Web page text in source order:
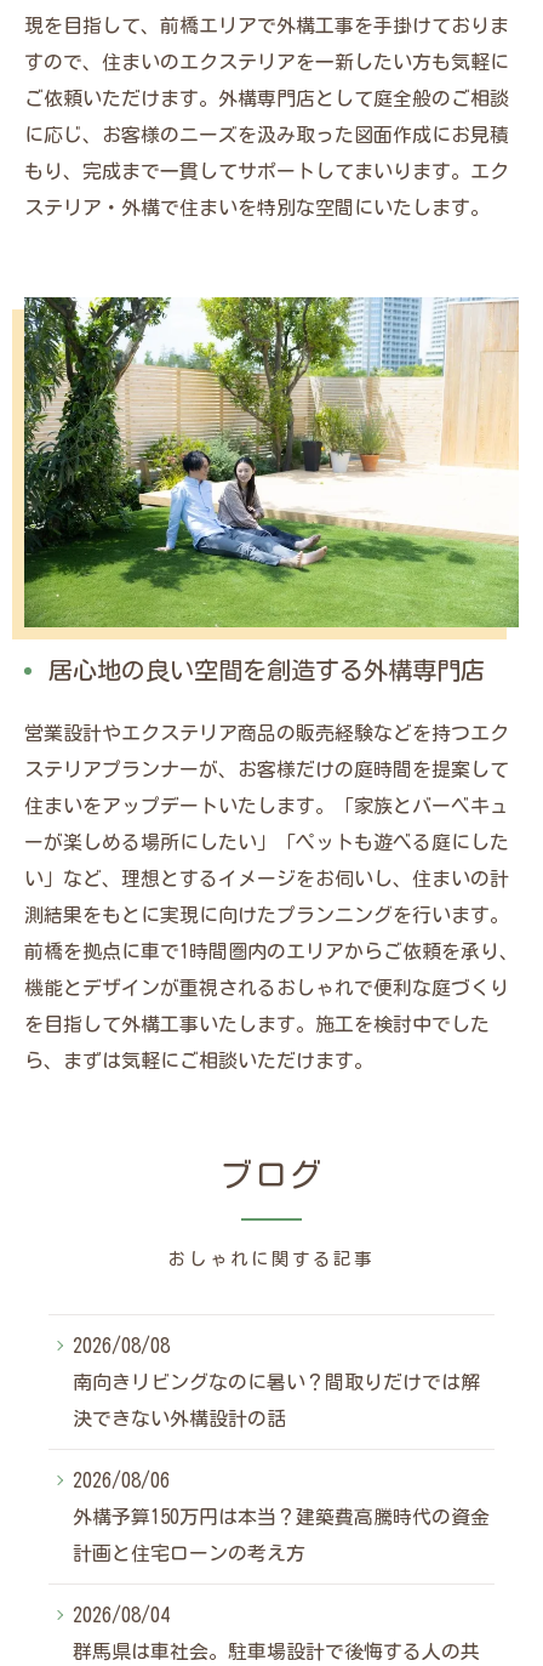
現を目指して、前橋エリアで外構工事を手掛けておりま
すので、住まいのエクステリアを一新したい方も気軽に
ご依頼いただけます。外構専門店として庭全般のご相談
に応じ、お客様のニーズを汲み取った図面作成にお見積
もり、完成まで一貫してサポートしてまいります。エク
ステリア・外構で住まいを特別な空間にいたします。
居心地の良い空間を創造する外構専門店
営業設計やエクステリア商品の販売経験などを持つエク
ステリアプランナーが、お客様だけの庭時間を提案して
住まいをアップデートいたします。「家族とバーベキュ
ーが楽しめる場所にしたい」「ペットも遊べる庭にした
い」など、理想とするイメージをお伺いし、住まいの計
測結果をもとに実現に向けたプランニングを行います。
前橋を拠点に車で1時間圏内のエリアからご依頼を承り、
機能とデザインが重視されるおしゃれで便利な庭づくり
を目指して外構工事いたします。施工を検討中でした
ら、まずは気軽にご相談いただけます。
ブログ
おしゃれに関する記事
2026/08/08
南向きリビングなのに暑い？間取りだけでは解
決できない外構設計の話
2026/08/06
外構予算150万円は本当？建築費高騰時代の資金
計画と住宅ローンの考え方
2026/08/04
群馬県は車社会。駐車場設計で後悔する人の共